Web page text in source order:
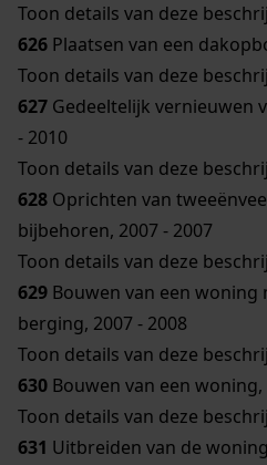
Toon details van deze
626 Plaatsen van een
Toon details van deze
627 Gedeeltelijk vernieuwen
- 2010
Toon details van deze
628 Oprichten van
bijbehoren, 2007 - 2007
Toon details van deze
629 Bouwen van een woning
berging, 2007 - 2008
Toon details van deze
630 Bouwen van een woning,
Toon details van deze
631 Uitbreiden van de